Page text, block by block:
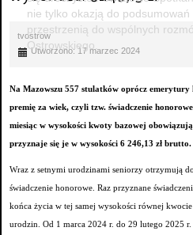
nie tylko okazją do
przestrzenią do wspólnych
Ostrowskiego.
tvostrow
Utworzono: 17 marzec 2024
Na Mazowszu 557 stulatków oprócz
premię za wiek, czyli tzw. świadczenie
miesiąc w wysokości kwoty bazowej
przyznaje się je w wysokości 6 246,13 zł brutto.
Wraz z setnymi urodzinami seniorzy otrzymują
świadczenie honorowe. Raz przyznane
końca życia w tej samej wysokości równej
urodzin. Od 1 marca 2024 r. do 29 lutego 2025 r.